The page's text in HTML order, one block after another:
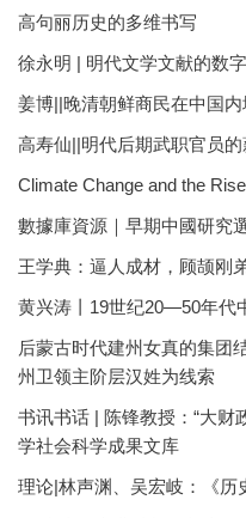
高句丽历史的多维书写
徐永明 | 明代文学文献的数
姜博||晚清朝鲜商民在中国
高寿仙||明代后期武职官员
Climate Change and the
數據庫資源｜早期中國研究
王学典：逼人成材，顾颉刚
黄兴涛丨19世纪20—50年代
后蒙古时代建州女真的集
州卫领主阶层汉姓为线索
书讯书话 | 陈锋教授：“大财
学社会科学成果文库
理论|林声渊、吴宏岐：《历